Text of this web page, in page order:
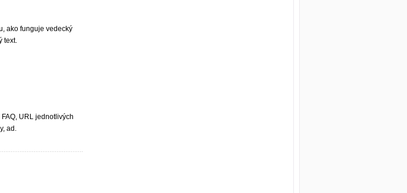
ako funguje vedecký
text.
URL jednotlivých
ad.